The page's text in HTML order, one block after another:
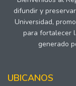
difundir y
Universidad,
para fortalecer
generado
UBICANOS